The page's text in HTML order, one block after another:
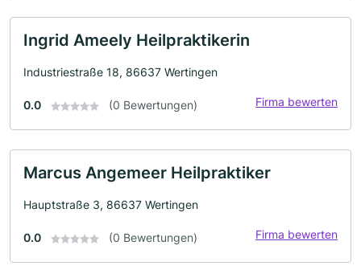
Ingrid Ameely Heilpraktikerin
Industriestraße 18, 86637 Wertingen
0.0 (0 Bewertungen) Firma bewerten
Marcus Angemeer Heilpraktiker
Hauptstraße 3, 86637 Wertingen
0.0 (0 Bewertungen) Firma bewerten